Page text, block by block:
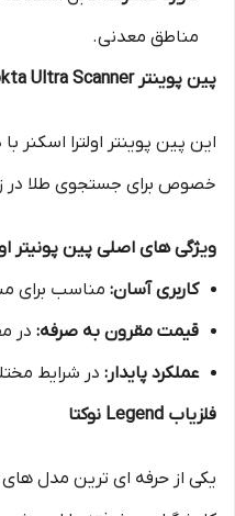
مناطق معدنی.
پین پوینتر Nokta Ultra Scanner
این پین پوینتر اولترا اسکنر
خصوص برای جستجوی طلا
ویژگی های اصلی پین پونیتر
کاربری آسان: مناسب برای
قیمت مقرون به صرفه: در
عملکرد پایدار: در شرایط
فلزیاب Legend نوکتا
یکی از حرفه ای ترین مدل های